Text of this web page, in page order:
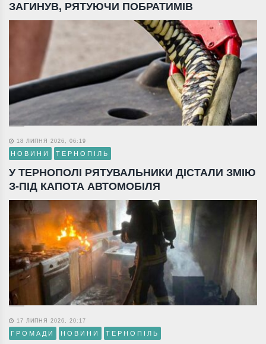
ЗАГИНУВ, РЯТУЮЧИ ПОБРАТИМІВ
18 ЛИПНЯ 2026, 06:19
НОВИНИ ТЕРНОПІЛЬ
У ТЕРНОПОЛІ РЯТУВАЛЬНИКИ ДІСТАЛИ ЗМІЮ
З-ПІД КАПОТА АВТОМОБІЛЯ
17 ЛИПНЯ 2026, 20:17
ГРОМАДИ НОВИНИ ТЕРНОПІЛЬ